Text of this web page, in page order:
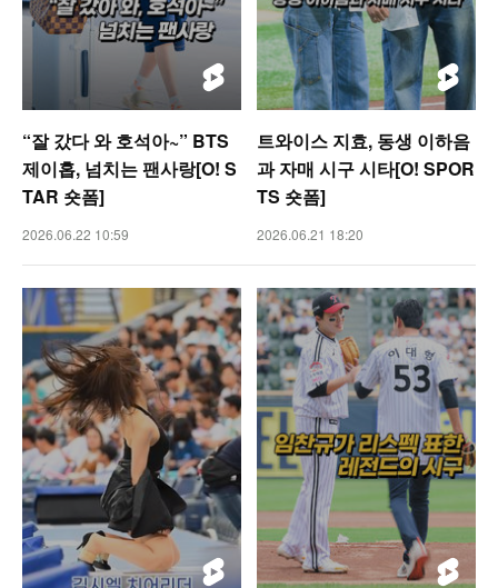
“잘 갔다 와 호석아~” BTS
제이홉, 넘치는 팬사랑[O! S
TAR 숏폼]
2026.06.22 10:59
트와이스 지효, 동생 이하음
과 자매 시구 시타[O! SPOR
TS 숏폼]
2026.06.21 18:20